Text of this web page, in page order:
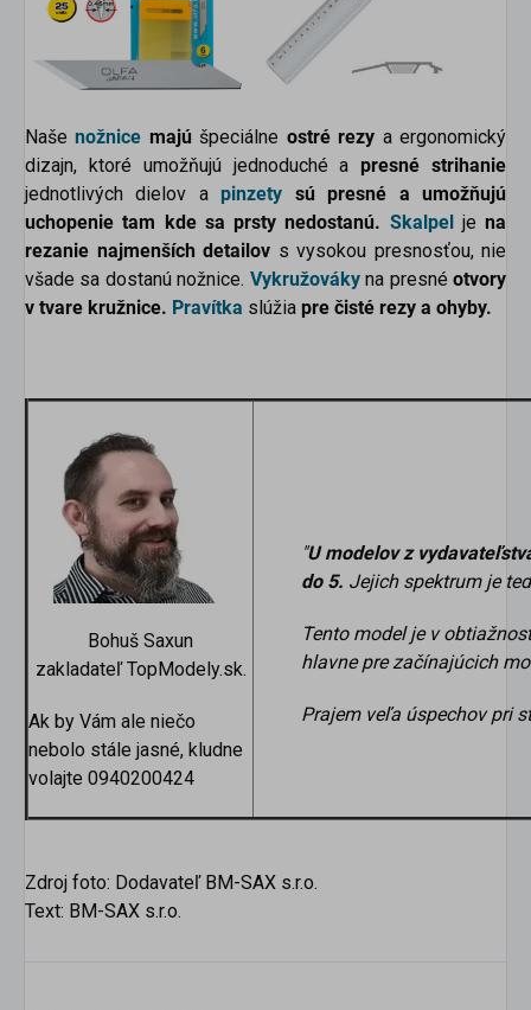
Našenožnice majú špeciálne ostré rezy a ergonomický
dizajn, ktoré umožňujú jednoduché a presné strihanie
jednotlivých dielov a pinzety sú presné a umožňujú
uchopenie tam kde sa prsty nedostanú. Skalpel je na
rezanie najmenších detailov s vysokou presnosťou, nie
všade sa dostanú nožnice. Vykružováky na presnéotvory
v tvare kružnice. Pravítka slúžia pre čisté rezy a ohyby.
Bohuš Saxun
zakladateľ TopModely.sk.
Ak by Vám ale niečo
nebolo stále jasné, kludne
volajte 0940200424
"U modelov z
do 5. Jejich spektrum je
Tento model je v
hlavne pre začínajúcich
Prajem veľa úspechov pri
Zdroj foto: Dodavateľ BM-SAX s.r.o.
Text: BM-SAX s.r.o.